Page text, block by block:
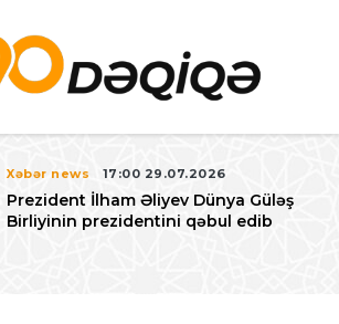
Xəbər news 17:00 29.07.2026
Prezident İlham Əliyev Dünya Güləş
Birliyinin prezidentini qəbul edib